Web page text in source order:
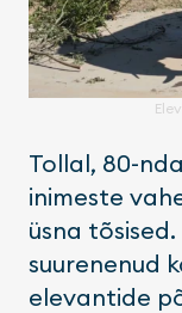
Tollal, 80-
inimeste
üsna
suurenenud
elevantide